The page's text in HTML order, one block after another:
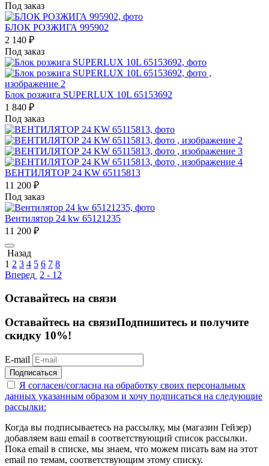
Под заказ
БЛОК РОЗЖИГА 995902
2 140 ₽
Под заказ
Блок розжига SUPERLUX 10L 65153692
1 840 ₽
Под заказ
ВЕНТИЛЯТОР 24 KW 65115813
11 200 ₽
Под заказ
Вентилятор 24 kw 65121235
11 200 ₽
Назад
1 2 3 4 5 6 7 8
Вперед 2 - 12
Оставайтесь на связи
Оставайтесь на связиПодпишитесь и получите
скидку 10%!
E-mail
Подписаться
Я согласен/согласна на обработку своих персональных
данных указанным образом и хочу подписаться на следующие
рассылки:
Когда вы подписываетесь на рассылку, мы (магазин Гейзер)
добавляем ваш email в соответствующий список рассылки.
Пока email в списке, мы знаем, что можем писать вам на этот
email по темам, соответствующим этому списку.